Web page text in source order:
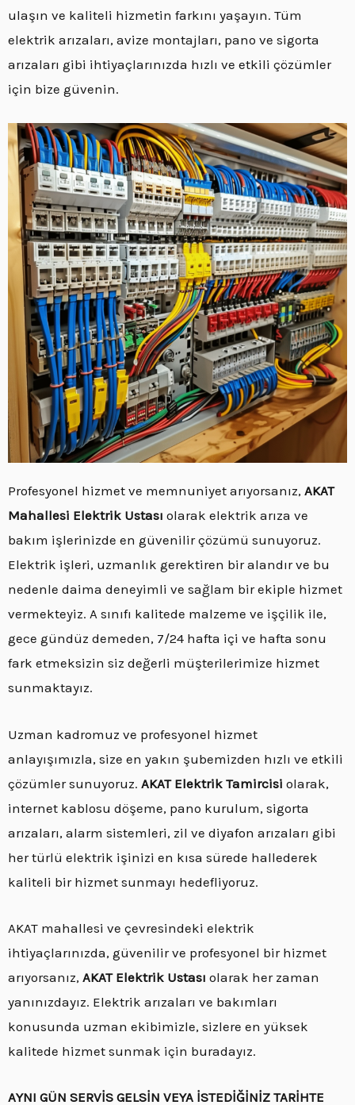
ulaşın ve kaliteli hizmetin farkını yaşayın. Tüm
elektrik arızaları, avize montajları, pano ve sigorta
arızaları gibi ihtiyaçlarınızda hızlı ve etkili çözümler
için bize güvenin.
Profesyonel hizmet ve memnuniyet arıyorsanız, AKAT
Mahallesi Elektrik Ustası olarak elektrik arıza ve
bakım işlerinizde en güvenilir çözümü sunuyoruz.
Elektrik işleri, uzmanlık gerektiren bir alandır ve bu
nedenle daima deneyimli ve sağlam bir ekiple hizmet
vermekteyiz. A sınıfı kalitede malzeme ve işçilik ile,
gece gündüz demeden, 7/24 hafta içi ve hafta sonu
fark etmeksizin siz değerli müşterilerimize hizmet
sunmaktayız.
Uzman kadromuz ve profesyonel hizmet
anlayışımızla, size en yakın şubemizden hızlı ve etkili
çözümler sunuyoruz. AKAT Elektrik Tamircisi olarak,
internet kablosu döşeme, pano kurulum, sigorta
arızaları, alarm sistemleri, zil ve diyafon arızaları gibi
her türlü elektrik işinizi en kısa sürede hallederek
kaliteli bir hizmet sunmayı hedefliyoruz.
AKAT mahallesi ve çevresindeki elektrik
ihtiyaçlarınızda, güvenilir ve profesyonel bir hizmet
arıyorsanız, AKAT Elektrik Ustası olarak her zaman
yanınızdayız. Elektrik arızaları ve bakımları
konusunda uzman ekibimizle, sizlere en yüksek
kalitede hizmet sunmak için buradayız.
AYNI GÜN SERVİS GELSİN VEYA İSTEDİĞİNİZ TARİHTE